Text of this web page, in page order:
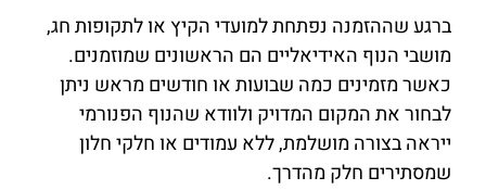
ברגע שההזמנה נפתחת למועדי הקיץ או לתקופות חג,
מושבי הנוף האידיאליים הם הראשונים שמוזמנים.
כאשר מזמינים כמה שבועות או חודשים מראש ניתן
לבחור את המקום המדויק ולוודא שהנוף הפנורמי
ייראה בצורה מושלמת, ללא עמודים או חלקי חלון
שמסתירים חלק מהדרך.